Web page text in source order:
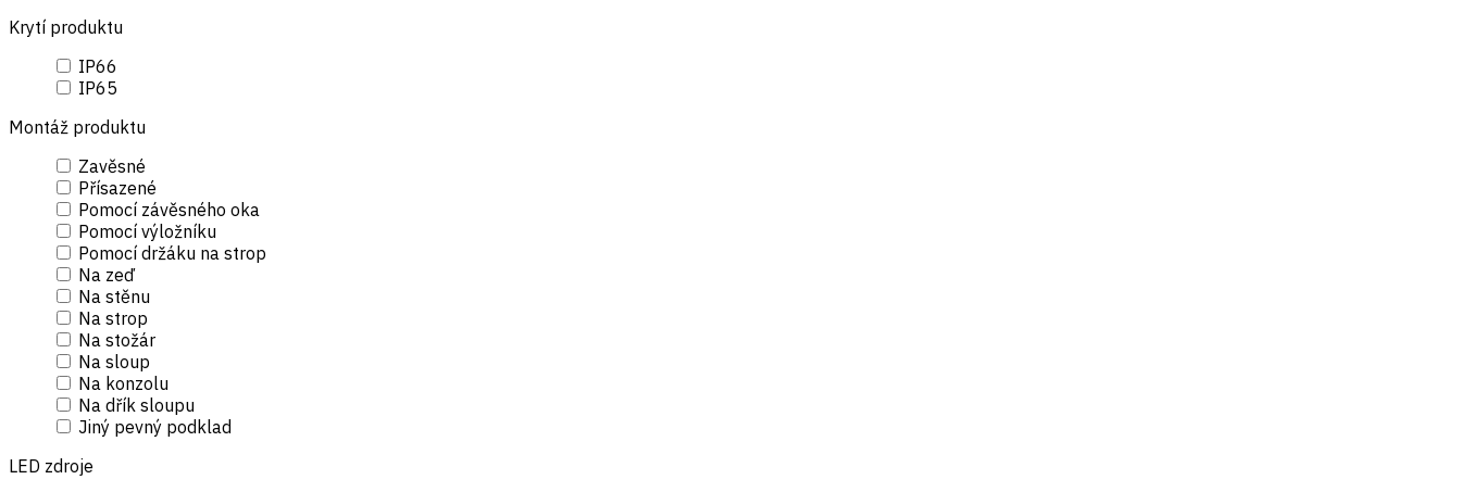
Krytí produktu
IP66
IP65
Montáž produktu
Zavěsné
Přísazené
Pomocí závěsného oka
Pomocí výložníku
Pomocí držáku na strop
Na zeď
Na stěnu
Na strop
Na stožár
Na sloup
Na konzolu
Na dřík sloupu
Jiný pevný podklad
LED zdroje